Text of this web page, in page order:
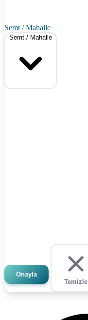
Semt / Mahalle
Semt / Mahalle
Onayla
Temizle